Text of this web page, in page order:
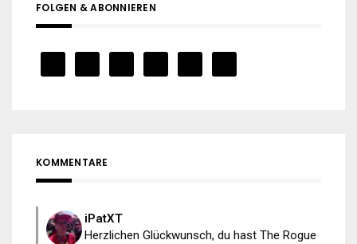
FOLGEN & ABONNIEREN
KOMMENTARE
iPatXT
Herzlichen Glückwunsch, du hast The Rogue